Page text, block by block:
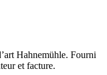
Hahnemühle. Fourni
et facture.